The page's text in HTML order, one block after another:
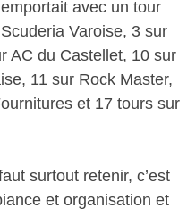
avec un tour
Varoise, 3 sur
AC du Castellet, 10 sur
11 sur Rock Master,
et 17 tours sur
surtout retenir, c’est
et organisation et